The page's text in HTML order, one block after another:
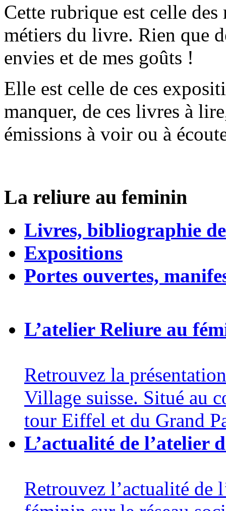
Cette rubrique est celle
métiers du livre. Rien que
envies et de mes goûts !
Elle est celle de ces
manquer, de ces livres à
émissions à voir ou à
La reliure au feminin
Livres, bibliographie
Expositions
Portes ouvertes,
L’atelier Reliure au
Retrouvez la
Village suisse. Situé au
tour Eiffel et du Grand
L’actualité de l’atelier
Retrouvez l’actualité de